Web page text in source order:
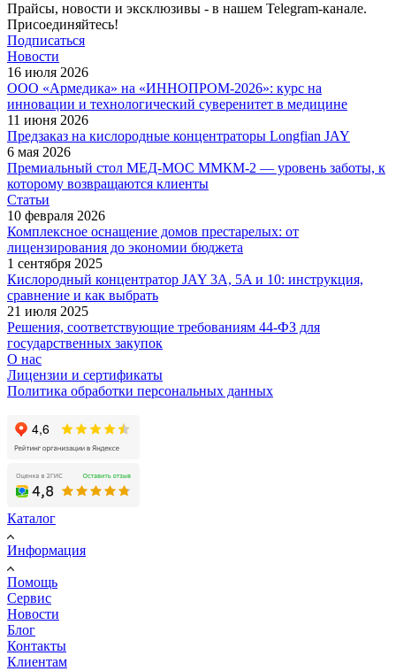
Прайсы, новости и эксклюзивы - в нашем Telegram-канале.
Присоединяйтесь!
Подписаться
Новости
16 июля 2026
ООО «Армедика» на «ИННОПРОМ-2026»: курс на
инновации и технологический суверенитет в медицине
11 июня 2026
Предзаказ на кислородные концентраторы Longfian JAY
6 мая 2026
Премиальный стол МЕД-МОС ММКМ-2 — уровень заботы, к
которому возвращаются клиенты
Статьи
10 февраля 2026
Комплексное оснащение домов престарелых: от
лицензирования до экономии бюджета
1 сентября 2025
Кислородный концентратор JAY 3A, 5A и 10: инструкция,
сравнение и как выбрать
21 июля 2025
Решения, соответствующие требованиям 44-ФЗ для
государственных закупок
О нас
Лицензии и сертификаты
Политика обработки персональных данных
Каталог
Информация
Помощь
Сервис
Новости
Блог
Контакты
Клиентам